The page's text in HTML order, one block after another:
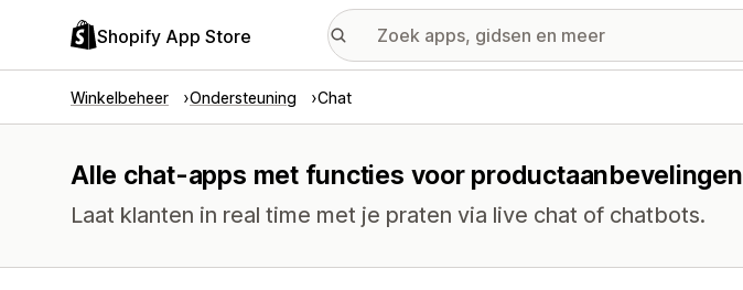
Shopify App Store
Winkelbeheer Ondersteuning Chat
Alle chat-apps met functies voor productaanbevelingen
Laat klanten in real time met je praten via live chat of chatbots.